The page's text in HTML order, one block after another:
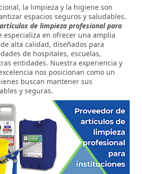
la limpieza y la higiene son
espacios seguros y saludables.
de limpieza profesional para
especializa en ofrecer una amplia
alta calidad, diseñados para
de hospitales, escuelas,
entidades. Nuestra experiencia y
nos posicionan como un
buscan mantener sus
y seguras.